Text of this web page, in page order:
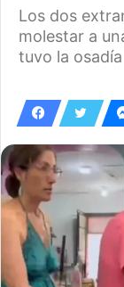
Los dos
molestar a
tuvo la